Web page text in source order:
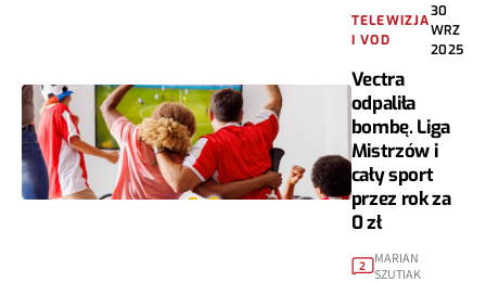
TELEWIZJA
I VOD
30
WRZ
2025
Vectra
odpaliła
bombę. Liga
Mistrzów i
cały sport
przez rok za
0 zł
2
MARIAN
SZUTIAK